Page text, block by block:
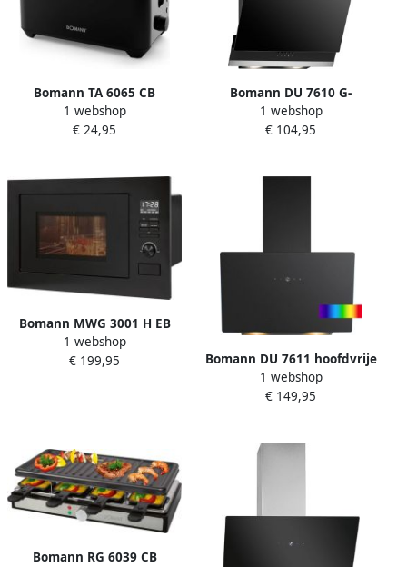
Bomann TA 6065 CB
Broodrooster Zwart
1 webshop
€ 24,95
Bomann DU 7610 G-
Afzuigkap Glazen front
60cm 316m3 u
1 webshop
€ 104,95
Bomann MWG 3001 H EB
3in1 Inbouwmagnetron met
grill hete lucht magnetron
1 webshop
€ 199,95
Bomann DU 7611 hoofdvrije
afzuigkap 60cm mat zwart
glas 578 m³ u – A+ kleurrijke
1 webshop
€ 149,95
Bomann RG 6039 CB